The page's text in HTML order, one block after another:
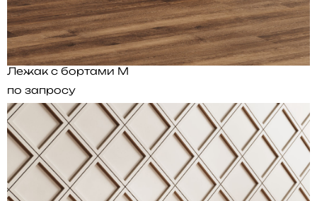
Лежак с бортами M
по запросу